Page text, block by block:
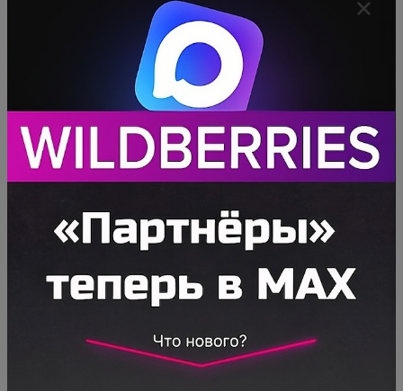
КТО ТАКИЕ ПОСЛЕДОВАТЕЛИ?
Более простая и надежная стратегия,
имеющая гораздо больше шансов на успех -
быть последователями. Как стать
последователем:
Следить за трендами, набирающими
обороты. Для этого можно использовать
инструмент Google Trends, к примеру.
Это отличный инструмент, который
Следить за событиями на Западе и в